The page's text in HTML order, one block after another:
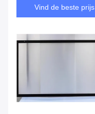
Vind de beste prijs